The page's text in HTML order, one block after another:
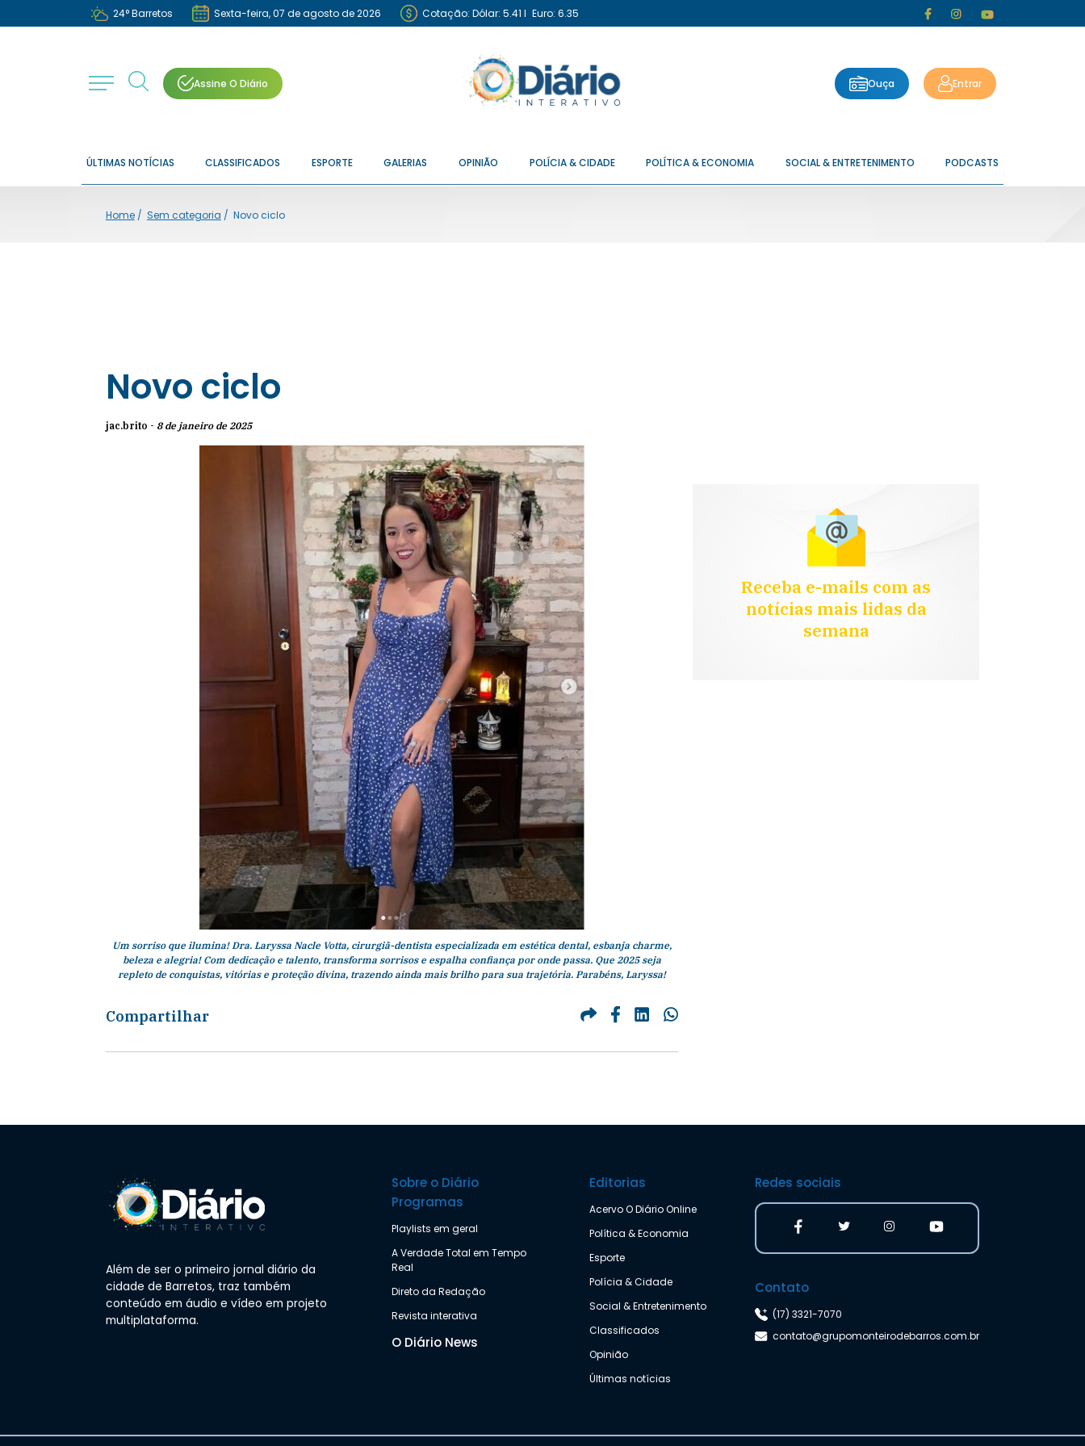
24°Barretos Sexta-feira, 07 de agosto de 2026 Cotação: Dólar: 5.41 I Euro: 6.35
Assine O Diário Ouça Entrar
ÚLTIMAS NOTÍCIAS CLASSIFICADOS ESPORTE GALERIAS OPINIÃO POLÍCIA & CIDADE POLÍTICA & ECONOMIA SOCIAL & ENTRETENIMENTO PODCASTS
Home/ Sem categoria / Novo ciclo
Novo ciclo
jac.brito - 8 de janeiro de 2025
Um sorriso que ilumina! Dra. Laryssa Nacle Votta, cirurgiã-dentista especializada em estética dental, esbanja charme,
beleza e alegria! Com dedicação e talento, transforma sorrisos e espalha confiança por onde passa. Que 2025 seja
repleto de conquistas, vitórias e proteção divina, trazendo ainda mais brilho para sua trajetória. Parabéns, Laryssa!
Compartilhar
Receba e-mails com as
notícias mais lidas da
semana
Além de ser o primeiro jornal diário da
cidade de Barretos, traz também
conteúdo em áudio e vídeo em projeto
multiplataforma.
Sobre o Diário
Programas
Playlists em geral
A Verdade Total em Tempo
Real
Direto da Redação
Revista interativa
O Diário News
Editorias
Acervo O Diário Online
Política & Economia
Esporte
Polícia & Cidade
Social & Entretenimento
Classificados
Opinião
Últimas notícias
Redes sociais
Contato
(17) 3321-7070
contato@grupomonteirodebarros.com.br